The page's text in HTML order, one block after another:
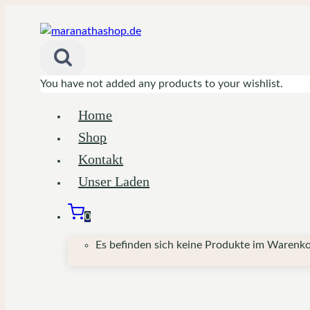
You have not added any products to your wishlist.
Home
Shop
Kontakt
Unser Laden
0
Es befinden sich keine Produkte im